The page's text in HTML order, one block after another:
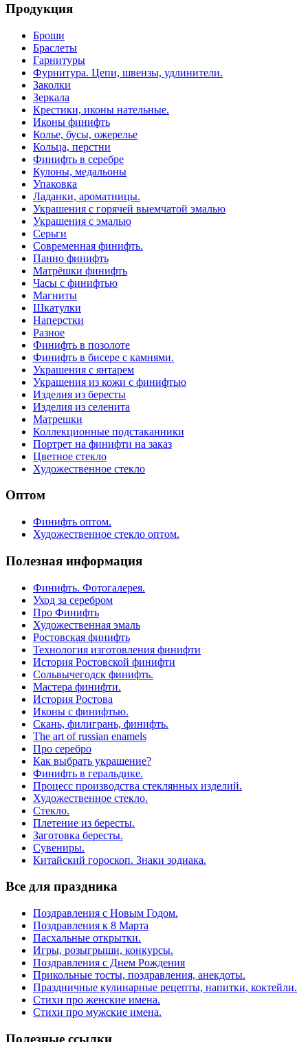
Продукция
Броши
Браслеты
Гарнитуры
Фурнитура. Цепи, швензы, удлинители.
Заколки
Зеркала
Крестики, иконы нательные.
Иконы финифть
Колье, бусы, ожерелье
Кольца, перстни
Финифть в серебре
Кулоны, медальоны
Упаковка
Ладанки, ароматницы.
Украшения с горячей выемчатой эмалью
Украшения с эмалью
Серьги
Современная финифть.
Панно финифть
Матрёшки финифть
Часы с финифтью
Магниты
Шкатулки
Наперстки
Разное
Финифть в позолоте
Финифть в бисере с камнями.
Украшения с янтарем
Украшения из кожи с финифтью
Изделия из бересты
Изделия из селенита
Матрешки
Коллекционные подстаканники
Портрет на финифти на заказ
Цветное стекло
Художественное стекло
Оптом
Финифть оптом.
Художественное стекло оптом.
Полезная информация
Финифть. Фотогалерея.
Уход за серебром
Про Финифть
Художественная эмаль
Ростовская финифть
Технология изготовления финифти
История Ростовской финифти
Сольвычегодск финифть.
Мастера финифти.
История Ростова
Иконы с финифтью.
Скань, филигрань, финифть.
The art of russian enamels
Про серебро
Как выбрать украшение?
Финифть в геральдике.
Процесс производства стеклянных изделий.
Художественное стекло.
Стекло.
Плетение из бересты.
Заготовка бересты.
Сувениры.
Китайский гороскоп. Знаки зодиака.
Все для праздника
Поздравления с Новым Годом.
Поздравления к 8 Марта
Пасхальные открытки.
Игры, розыгрыши, конкурсы.
Поздравления с Днем Рождения
Прикольные тосты, поздравления, анекдоты.
Праздничные кулинарные рецепты, напитки, коктейли.
Стихи про женские имена.
Стихи про мужские имена.
Полезные ссылки